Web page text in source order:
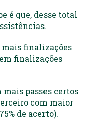
é que, desse total
mais finalizações
finalizações
mais passes certos
com maior
de acerto).